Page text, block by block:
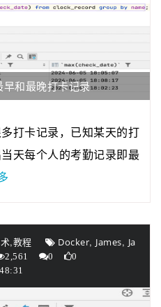
了更好的保护原创…
由于服务器的带宽有…
想发表博客的可以…
了跟整套系统名称…
近做了一些logo准…
和最晚打卡记录
打卡记录，已知某天的打
天每个人的考勤记录即最
,教程 Docker, James, Ja
2,561 0
0